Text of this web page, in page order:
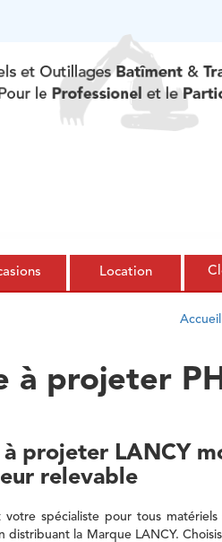
Location
Accueil
à projeter
à projeter LANCY
relevable
votre spécialiste pour tous
distribuant la Marque LANCY.